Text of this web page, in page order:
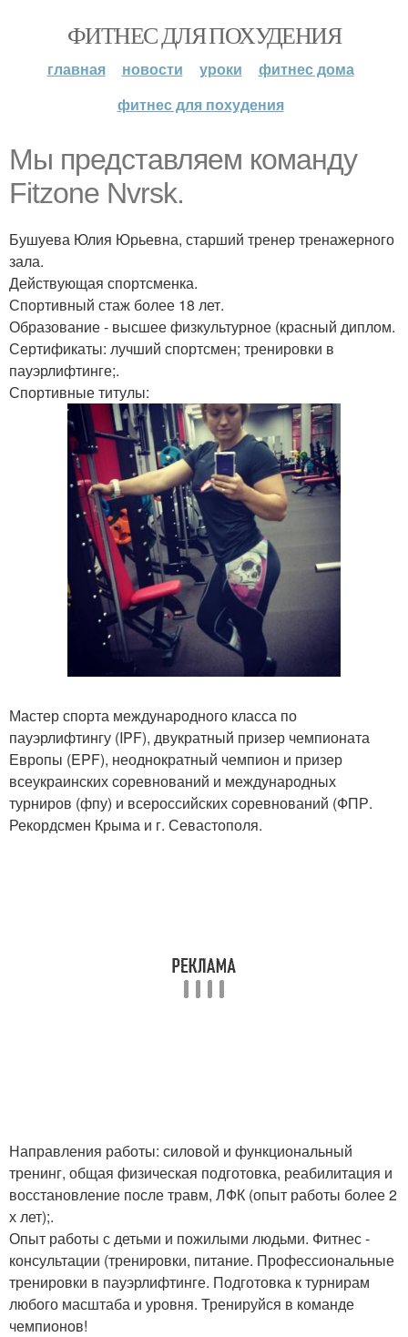
ФИТНЕС ДЛЯ ПОХУДЕНИЯ
главная новости уроки
фитнес дома
фитнес для похудения
Мы представляем команду
Fitzone Nvrsk.
Бушуева Юлия Юрьевна, старший тренер тренажерного
зала.
Действующая спортсменка.
Спортивный стаж более 18 лет.
Образование - высшее физкультурное (красный диплом.
Сертификаты: лучший спортсмен; тренировки в
пауэрлифтинге;.
Спортивные титулы:
Мастер спорта международного класса по
пауэрлифтингу (IPF), двукратный призер чемпионата
Европы (EPF), неоднократный чемпион и призер
всеукраинских соревнований и международных
турниров (фпу) и всероссийских соревнований (ФПР.
Рекордсмен Крыма и г. Севастополя.
Направления работы: силовой и функциональный
тренинг, общая физическая подготовка, реабилитация и
восстановление после травм, ЛФК (опыт работы более 2
х лет);.
Опыт работы с детьми и пожилыми людьми. Фитнес -
консультации (тренировки, питание. Профессиональные
тренировки в пауэрлифтинге. Подготовка к турнирам
любого масштаба и уровня. Тренируйся в команде
чемпионов!